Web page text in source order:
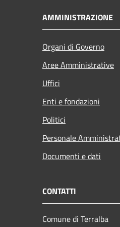
AMMINISTRAZIONE
Organi di Governo
Aree Amministrative
Uffici
Enti e fondazioni
Politici
Personale
Documenti e dati
CONTATTI
Comune di Terralba